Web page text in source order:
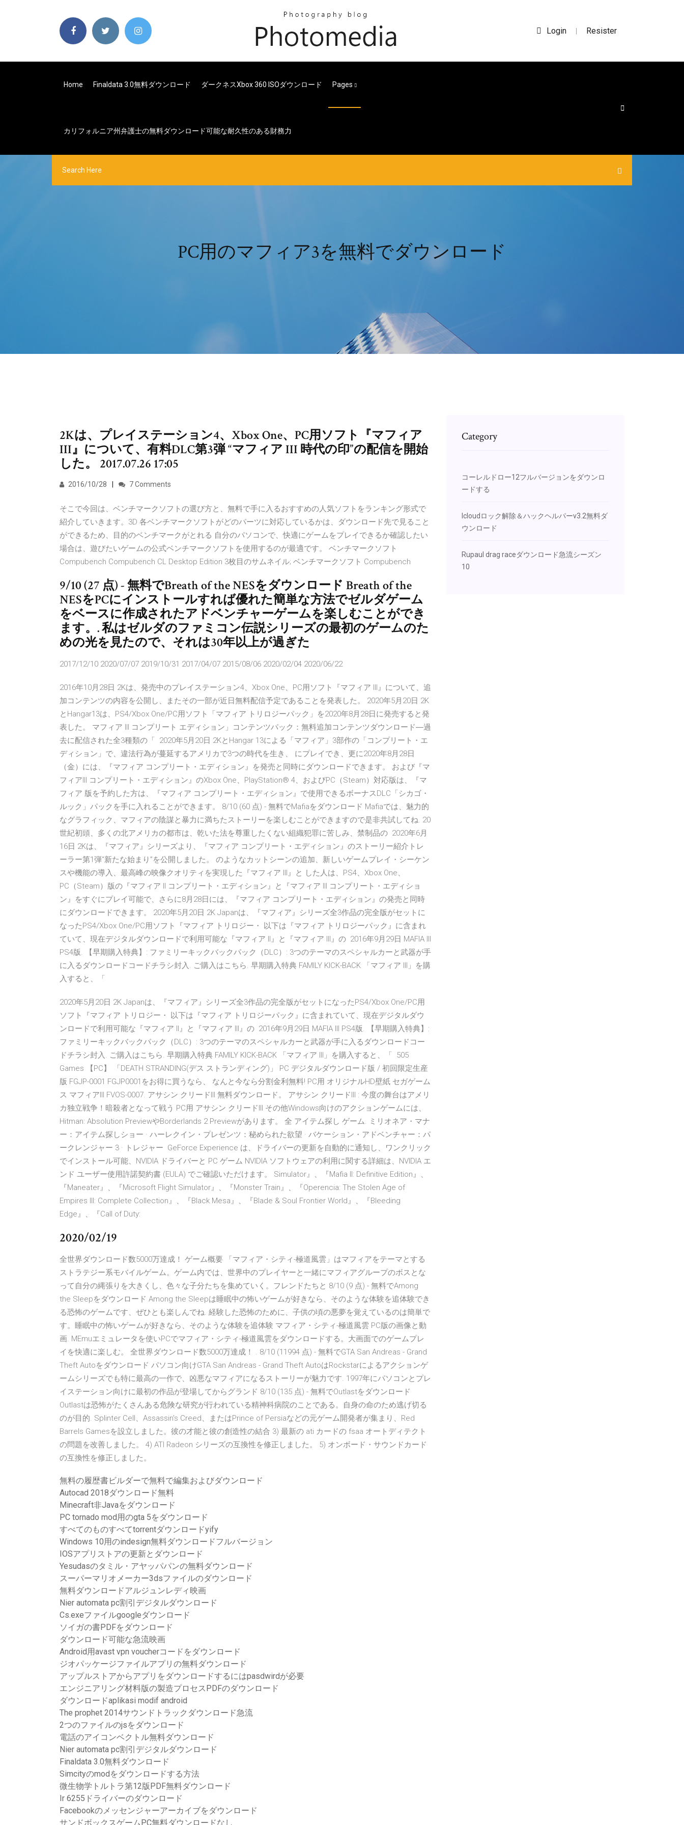
Login | Resister
Home Finaldata 3.0無料ダウンロード ダークネスXbox 360 ISOダウンロード Pages
カリフォルニア州弁護士の無料ダウンロード可能な耐久性のある財務力
PC用のマフィア3を無料でダウンロード
2Kは、プレイステーション4、Xbox One、PC用ソフト『マフィア
III』について、有料DLC第3弾 “マフィア III 時代の印”の配信を開始
した。 2017.07.26 17:05
2016/10/28 7 Comments
そこで今回は、ベンチマークソフトの選び方と、無料で手に入るおすすめの人気ソフトをランキング形式で
紹介していきます。3D 各ベンチマークソフトがどのパーツに対応しているかは、ダウンロード先で見ること
ができるため、目的のベンチマークがとれる 自分のパソコンで、快適にゲームをプレイできるか確認したい
場合は、遊びたいゲームの公式ベンチマークソフトを使用するのが最適です。 ベンチマークソフト
Compubench Compubench CL Desktop Edition 3枚目のサムネイル; ベンチマークソフト Compubench
9/10 (27 点) - 無料でBreath of the NESをダウンロード Breath of the
NESをPCにインストールすれば優れた簡単な方法でゼルダゲーム
をベースに作成されたアドベンチャーゲームを楽しむことができ
ます。. 私はゼルダのファミコン伝説シリーズの最初のゲームのた
めの光を見たので、それは30年以上が過ぎた
2017/12/10 2020/07/07 2019/10/31 2017/04/07 2015/08/06 2020/02/04 2020/06/22
2016年10月28日 2Kは、発売中のプレイステーション4、Xbox One、PC用ソフト『マフィア III』について、追
加コンテンツの内容を公開し、またその一部が近日無料配信予定であることを発表した。 2020年5月20日 2K
とHangar13は、PS4/Xbox One/PC用ソフト「マフィア トリロジーパック」を2020年8月28日に発売すると発
表した。 マフィア III コンプリート エディション」コンテンツパック：無料追加コンテンツダウンロード―過
去に配信された全3種類の「 2020年5月20日 2KとHangar 13による「マフィア」3部作の「コンプリート・エ
ディション」で、違法行為が蔓延するアメリカで3つの時代を生き、 にプレイでき、更に2020年8月28日
（金）には、『マフィア コンプリート・エディション』を発売と同時にダウンロードできます。 および『マ
フィアIII コンプリート・エディション』のXbox One、PlayStation® 4、およびPC（Steam）対応版は、『マ
フィア 版を予約した方は、『マフィア コンプリート・エディション』で使用できるボーナスDLC「シカゴ・
ルック」パックを手に入れることができます。 8/10 (60 点) - 無料でMafiaをダウンロード Mafiaでは、魅力的
なグラフィック、マフィアの陰謀と暴力に満ちたストーリーを楽しむことができますので是非共試してね. 20
世紀初頭、多くの北アメリカの都市は、乾いた法を尊重したくない組織犯罪に苦しみ、禁制品の 2020年6月
16日 2Kは、『マフィア』シリーズより、『マフィア コンプリート・エディション』のストーリー紹介トレ
ーラー第1弾“新たな始まり”を公開しました。 のようなカットシーンの追加、新しいゲームプレイ・シーケン
スや機能の導入、最高峰の映像クオリティを実現した『マフィア III』と した人は、PS4、Xbox One、
PC（Steam）版の『マフィア II コンプリート・エディション』と『マフィア III コンプリート・エディショ
ン』をすぐにプレイ可能で、さらに8月28日には、『マフィア コンプリート・エディション』の発売と同時
にダウンロードできます。 2020年5月20日 2K Japanは、『マフィア』シリーズ全3作品の完全版がセットに
なったPS4/Xbox One/PC用ソフト『マフィア トリロジー・ 以下は『マフィア トリロジーパック』に含まれ
ていて、現在デジタルダウンロードで利用可能な『マフィア II』と『マフィア III』の 2016年9月29日 MAFIA III
PS4版. 【早期購入特典】: ファミリーキックバックパック（DLC）: 3つのテーマのスペシャルカーと武器が手
に入るダウンロードコードチラシ封入. ご購入はこちら. 早期購入特典 FAMILY KICK-BACK 「マフィア III」を購
入すると、「
2020年5月20日 2K Japanは、『マフィア』シリーズ全3作品の完全版がセットになったPS4/Xbox One/PC用
ソフト『マフィア トリロジー・ 以下は『マフィア トリロジーパック』に含まれていて、現在デジタルダウ
ンロードで利用可能な『マフィア II』と『マフィア III』の 2016年9月29日 MAFIA III PS4版. 【早期購入特典】:
ファミリーキックバックパック（DLC）: 3つのテーマのスペシャルカーと武器が手に入るダウンロードコー
ドチラシ封入. ご購入はこちら. 早期購入特典 FAMILY KICK-BACK 「マフィア III」を購入すると、「 505
Games 【PC】 「DEATH STRANDING(デス ストランディング)」 PC デジタルダウンロード版 / 初回限定生産
版 FGJP-0001 FGJP0001をお得に買うなら、 なんと今なら分割金利無料! PC用 オリジナルHD壁紙 セガゲーム
ス マフィアIII FVOS-0007. アサシン クリードIII 無料ダウンロード。 アサシン クリードIII : 今度の舞台はアメリ
カ独立戦争！暗殺者となって戦う PC用 アサシン クリードIII その他Windows向けのアクションゲームには、
Hitman: Absolution PreviewやBorderlands 2 Previewがあります。 全 アイテム探し ゲーム. ミリオネア・マナ
ー：アイテム探しショー · ハーレクイン・プレゼンツ：秘められた欲望 · バケーション・アドベンチャー：パ
ークレンジャー 3 · トレジャー GeForce Experience は、ドライバーの更新を自動的に通知し、ワンクリック
でインストール可能、NVIDIA ドライバーと PC ゲーム NVIDIA ソフトウェアの利用に関する詳細は、NVIDIA エ
ンド ユーザー使用許諾契約書 (EULA) でご確認いただけます。 Simulator』、『Mafia II: Definitive Edition』、
『Maneater』、『Microsoft Flight Simulator』、『Monster Train』、『Operencia: The Stolen Age of
Empires III: Complete Collection』、『Black Mesa』、『Blade & Soul Frontier World』、『Bleeding
Edge』、『Call of Duty:
2020/02/19
全世界ダウンロード数5000万達成！ ゲーム概要 「マフィア・シティ-極道風雲」はマフィアをテーマとする
ストラテジー系モバイルゲーム。ゲーム内では、世界中のプレイヤーと一緒にマフィアグループのボスとな
って自分の縄張りを大きくし、色々な子分たちを集めていく。フレンドたちと 8/10 (9 点) - 無料でAmong
the Sleepをダウンロード Among the Sleepは睡眠中の怖いゲームが好きなら、そのような体験を追体験でき
る恐怖のゲームです、ぜひとも楽しんでね. 経験した恐怖のために、子供の頃の悪夢を覚えているのは簡単で
す。睡眠中の怖いゲームが好きなら、そのような体験を追体験 マフィア・シティ-極道風雲 PC版の画像と動
画. MEmuエミュレータを使いPCでマフィア・シティ-極道風雲をダウンロードする。大画面でのゲームプレ
イを快適に楽しむ。 全世界ダウンロード数5000万達成！ . 8/10 (11994 点) - 無料でGTA San Andreas - Grand
Theft Autoをダウンロード パソコン向けGTA San Andreas - Grand Theft AutoはRockstarによるアクションゲ
ームシリーズでも特に最高の一作で、凶悪なマフィアになるストーリーが魅力です. 1997年にパソコンとプレ
イステーション向けに最初の作品が登場してからグランド 8/10 (135 点) - 無料でOutlastをダウンロード
Outlastは恐怖がたくさんある危険な研究が行われている精神科病院のことである。自身の命のため逃げ切る
のが目的. Splinter Cell、Assassin's Creed、またはPrince of Persiaなどの元ゲーム開発者が集まり、Red
Barrels Gamesを設立しました。彼の才能と彼の創造性の結合 3) 最新の ati カードの fsaa オートディテクト
の問題を改善しました。 4) ATI Radeon シリーズの互換性を修正しました。 5) オンボード・サウンドカード
の互換性を修正しました。
無料の履歴書ビルダーで無料で編集およびダウンロード
Autocad 2018ダウンロード無料
Minecraft非Javaをダウンロード
PC tornado mod用のgta 5をダウンロード
すべてのものすべてtorrentダウンロードyify
Windows 10用のindesign無料ダウンロードフルバージョン
IOSアプリストアの更新とダウンロード
Yesudasのタミル・アヤッパパンの無料ダウンロード
スーパーマリオメーカー3dsファイルのダウンロード
無料ダウンロードアルジュンレディ映画
Nier automata pc割引デジタルダウンロード
Cs.exeファイルgoogleダウンロード
ソイガの書PDFをダウンロード
ダウンロード可能な急流映画
Android用avast vpn voucherコードをダウンロード
ジオパッケージファイルアプリの無料ダウンロード
アップルストアからアプリをダウンロードするにはpasdwirdが必要
エンジニアリング材料版の製造プロセスPDFのダウンロード
ダウンロードaplikasi modif android
The prophet 2014サウンドトラックダウンロード急流
2つのファイルのjsをダウンロード
電話のアイコンベクトル無料ダウンロード
Nier automata pc割引デジタルダウンロード
Finaldata 3.0無料ダウンロード
Simcityのmodをダウンロードする方法
微生物学トルトラ第12版PDF無料ダウンロード
Ir 6255ドライバーのダウンロード
Facebookのメッセンジャーアーカイブをダウンロード
サンドボックスゲームPC無料ダウンロードなし
Category
コーレルドロー12フルバージョンをダウンロ
ードする
Icloudロック解除＆ハックヘルパーv3.2無料ダ
ウンロード
Rupaul drag raceダウンロード急流シーズン
10